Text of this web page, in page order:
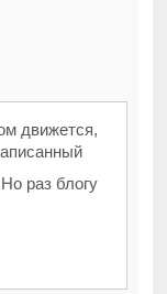
движется,
Но раз блогу